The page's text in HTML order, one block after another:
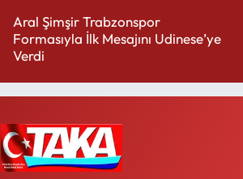
Aral Şimşir Trabzonspor
Formasıyla İlk Mesajını Udinese’ye
Verdi